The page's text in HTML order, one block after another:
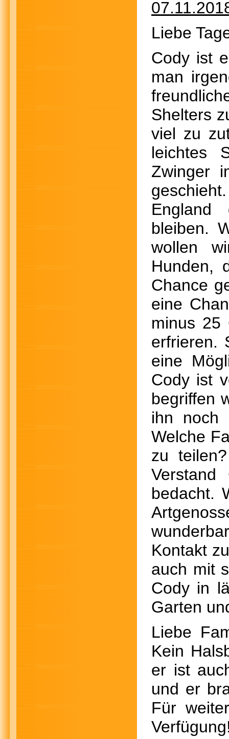
Liebe
Cody ist
man
Shelters
viel zu
leichtes
Zwinger
England
bleiben.
wollen
Hunden,
Chance
eine
minus 25
erfrieren.
eine
Cody ist
begriffen
ihn noch
Welche
zu
bedacht.
Kontakt
auch mit
Cody in
Garten
Liebe
Kein
er ist
und er
Für